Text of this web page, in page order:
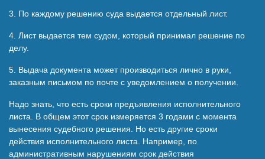
3. По каждому решению суда выдается отдельный лист.
4. Лист выдается тем судом, который принимал решение по
делу.
5. Выдача документа может производиться лично в руки,
заказным письмом по почте с уведомлением о получении.
Надо знать, что есть сроки предъявления исполнительного
листа. В общем этот срок измеряется 3 годами с момента
вынесения судебного решения. Но есть другие сроки
действия исполнительного листа. Например, по
административным нарушениям срок действия